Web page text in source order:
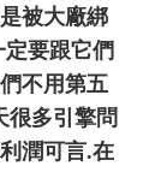
被大廠綁
要跟它們
不用第五
很多引擎問
潤可言.在